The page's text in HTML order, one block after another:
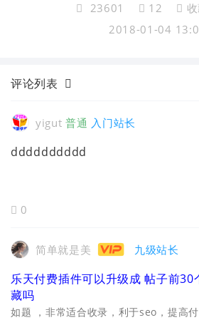
23601 12
2018-01-04
评论列表
yigut 普通 入门站长
dddddddddd
0
简单就是美 九级站长
乐天付费插件可以升级成 帖子前30
藏吗
如题 ，非常适合收录，利于seo，提高